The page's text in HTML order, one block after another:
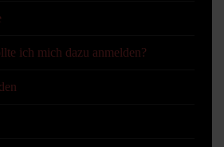
ich mich dazu anmelden?